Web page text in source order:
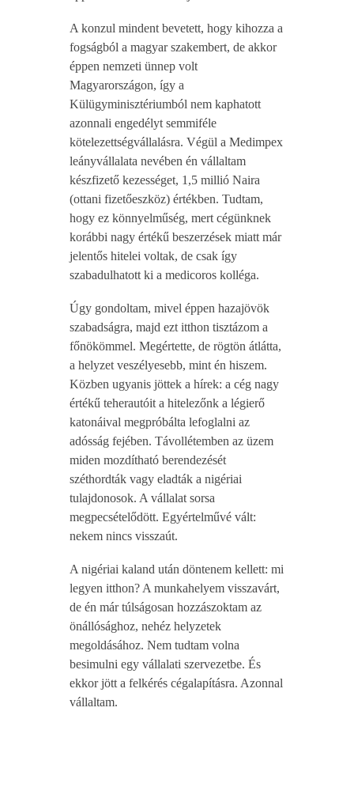
A konzul mindent bevetett, hogy kihozza a
fogságból a magyar szakembert, de akkor
éppen nemzeti ünnep volt
Magyarországon, így a
Külügyminisztériumból nem kaphatott
azonnali engedélyt semmiféle
kötelezettségvállalásra. Végül a Medimpex
leányvállalata nevében én vállaltam
készfizető kezességet, 1,5 millió Naira
(ottani fizetőeszköz) értékben. Tudtam,
hogy ez könnyelműség, mert cégünknek
korábbi nagy értékű beszerzések miatt már
jelentős hitelei voltak, de csak így
szabadulhatott ki a medicoros kolléga.
Úgy gondoltam, mivel éppen hazajövök
szabadságra, majd ezt itthon tisztázom a
főnökömmel. Megértette, de rögtön átlátta,
a helyzet veszélyesebb, mint én hiszem.
Közben ugyanis jöttek a hírek: a cég nagy
értékű teherautóit a hitelezőnk a légierő
katonáival megpróbálta lefoglalni az
adósság fejében. Távollétemben az üzem
miden mozdítható berendezését
széthordták vagy eladták a nigériai
tulajdonosok. A vállalat sorsa
megpecsételődött. Egyértelművé vált:
nekem nincs visszaút.
A nigériai kaland után döntenem kellett: mi
legyen itthon? A munkahelyem visszavárt,
de én már túlságosan hozzászoktam az
önállósághoz, nehéz helyzetek
megoldásához. Nem tudtam volna
besimulni egy vállalati szervezetbe. És
ekkor jött a felkérés cégalapításra. Azonnal
vállaltam.